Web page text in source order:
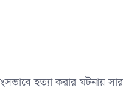
হত্যা করার ঘটনায়